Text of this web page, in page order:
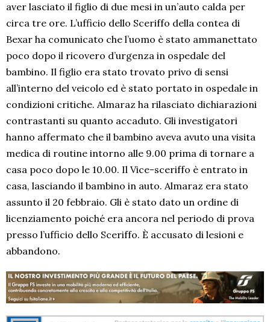
aver lasciato il figlio di due mesi in un’auto calda per
circa tre ore. L’ufficio dello Sceriffo della contea di
Bexar ha comunicato che l’uomo è stato ammanettato
poco dopo il ricovero d’urgenza in ospedale del
bambino. Il figlio era stato trovato privo di sensi
all’interno del veicolo ed è stato portato in ospedale in
condizioni critiche. Almaraz ha rilasciato dichiarazioni
contrastanti su quanto accaduto. Gli investigatori
hanno affermato che il bambino aveva avuto una visita
medica di routine intorno alle 9.00 prima di tornare a
casa poco dopo le 10.00. Il Vice-sceriffo è entrato in
casa, lasciando il bambino in auto. Almaraz era stato
assunto il 20 febbraio. Gli è stato dato un ordine di
licenziamento poiché era ancora nel periodo di prova
presso l’ufficio dello Sceriffo. È accusato di lesioni e
abbandono.